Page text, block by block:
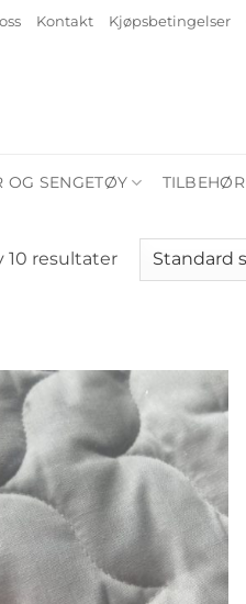
Kontakt Kjøpsbetingelser
OG SENGETØY TILBEHØR
10 resultater